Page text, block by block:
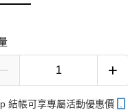
結帳可享專屬活動優惠價